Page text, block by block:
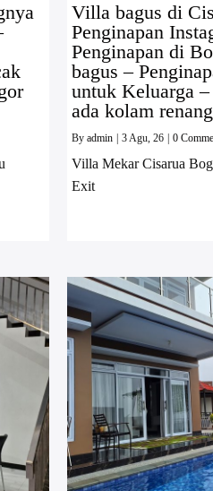
Villa bagus di
Penginapan
Penginapan di
bagus –
untuk Keluarga
ada kolam
By admin 3Agu, 26 0
Villa Mekar Cisarua
Exit